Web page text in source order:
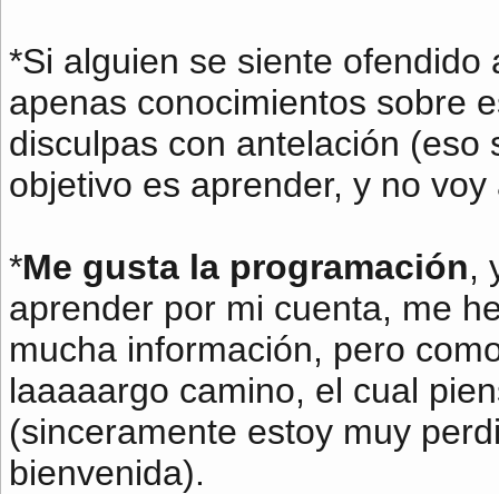
*Si alguien se siente
apenas conocimientos sobre
disculpas con antelación
objetivo es aprender, y no
*Me gusta la programación,
aprender por mi cuenta, me
mucha información, pero
laaaaargo camino, el cual
(sinceramente estoy muy
bienvenida).